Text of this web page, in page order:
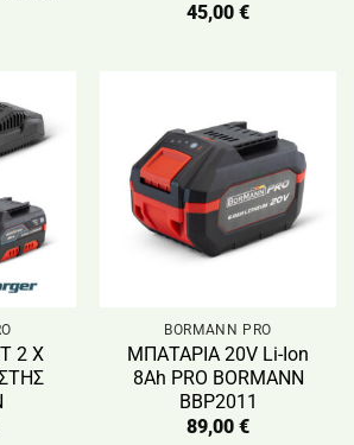
45,00 €
2 Χ
BORMANN PRO
ΜΠΑΤΑΡΙΑ 20V Li-Ion
8Ah PRO BORMANN
BBP2011
89,00 €